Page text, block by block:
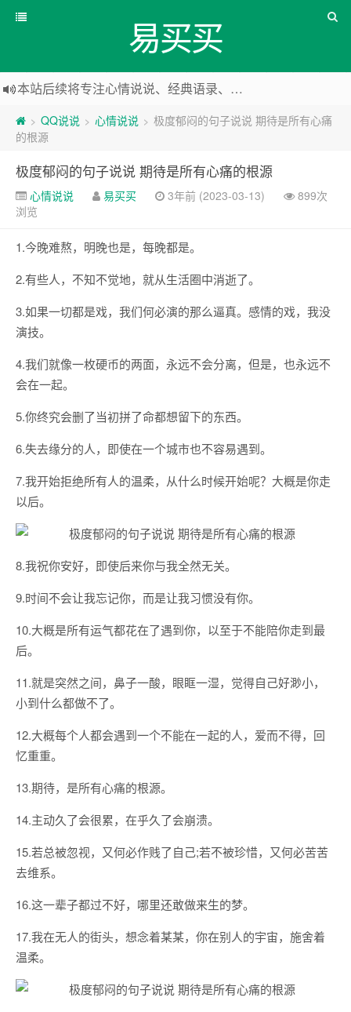
易买买
本站后续将专注心情说说、经典语录、心情随笔等
本站改版，下架友情链接
> QQ说说 > 心情说说 > 极度郁闷的句子说说 期待是所有心痛
的根源
极度郁闷的句子说说 期待是所有心痛的根源
心情说说 易买买 3年前 (2023-03-13)
899次
浏览
1.今晚难熬，明晚也是，每晚都是。
2.有些人，不知不觉地，就从生活圈中消逝了。
3.如果一切都是戏，我们何必演的那么逼真。感情的戏，我没
演技。
4.我们就像一枚硬币的两面，永远不会分离，但是，也永远不
会在一起。
5.你终究会删了当初拼了命都想留下的东西。
6.失去缘分的人，即使在一个城市也不容易遇到。
7.我开始拒绝所有人的温柔，从什么时候开始呢？大概是你走
以后。
8.我祝你安好，即使后来你与我全然无关。
9.时间不会让我忘记你，而是让我习惯没有你。
10.大概是所有运气都花在了遇到你，以至于不能陪你走到最
后。
11.就是突然之间，鼻子一酸，眼眶一湿，觉得自己好渺小，
小到什么都做不了。
12.大概每个人都会遇到一个不能在一起的人，爱而不得，回
忆重重。
13.期待，是所有心痛的根源。
14.主动久了会很累，在乎久了会崩溃。
15.若总被忽视，又何必作贱了自己;若不被珍惜，又何必苦苦
去维系。
16.这一辈子都过不好，哪里还敢做来生的梦。
17.我在无人的街头，想念着某某，你在别人的宇宙，施舍着
温柔。